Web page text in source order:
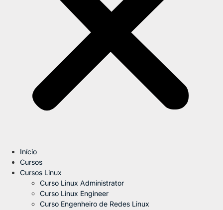
Início
Cursos
Cursos Linux
Curso Linux Administrator
Curso Linux Engineer
Curso Engenheiro de Redes Linux